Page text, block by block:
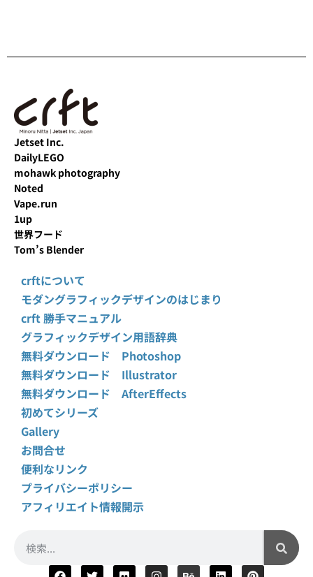
Jetset Inc.
DailyLEGO
mohawk photography
Noted
Vape.run
1up
世界フード
Tom’s Blender
crftについて
モダングラフィックデザインのはじまり
crft 勝手マニュアル
グラフィックデザイン用語辞典
無料ダウンロード Photoshop
無料ダウンロード Illustrator
無料ダウンロード AfterEffects
初めてシリーズ
Gallery
お問合せ
便利なリンク
プライバシーポリシー
アフィリエイト情報開示